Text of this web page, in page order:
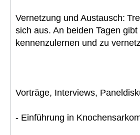
Vernetzung und Austausch:
sich aus. An beiden Tagen
kennenzulernen und zu
Vorträge, Interviews,
- Einführung in